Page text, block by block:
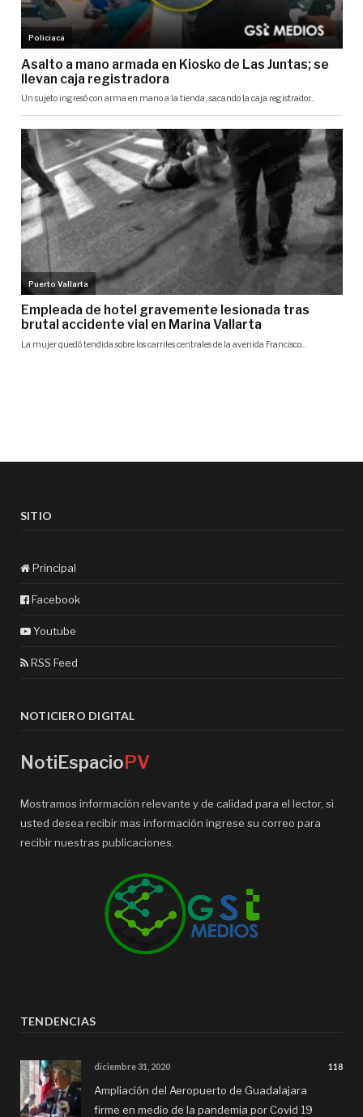
SITIO
Principal
Facebook
Youtube
RSS Feed
NOTICIERO DIGITAL
NotiEspacioPV
Mostramos información relevante y de calidad para el lector, si
usted desea recibir mas información ingrese su correo para
recibir nuestras publicaciones.
TENDENCIAS
diciembre 31, 2020 118
Ampliación del Aeropuerto de Guadalajara
firme en medio de la pandemia por Covid 19